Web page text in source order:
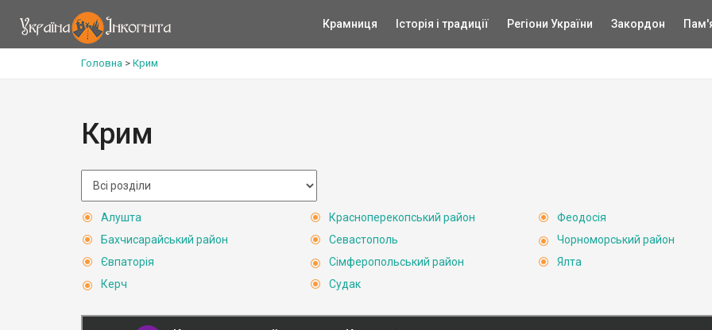
Крамниця Історія і традиції Регіони України Закордон
Головна > Крим
Крим
Алушта
Бахчисарайський район
Євпаторія
Керч
Красноперекопський район
Севастополь
Сімферопольський район
Судак
Феодосія
Чорноморський район
Ялта